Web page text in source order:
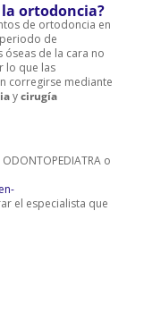
la ortodoncia?
de ortodoncia en
de
óseas de la cara no
lo que las
corregirse mediante
ycirugía
o
el especialista que